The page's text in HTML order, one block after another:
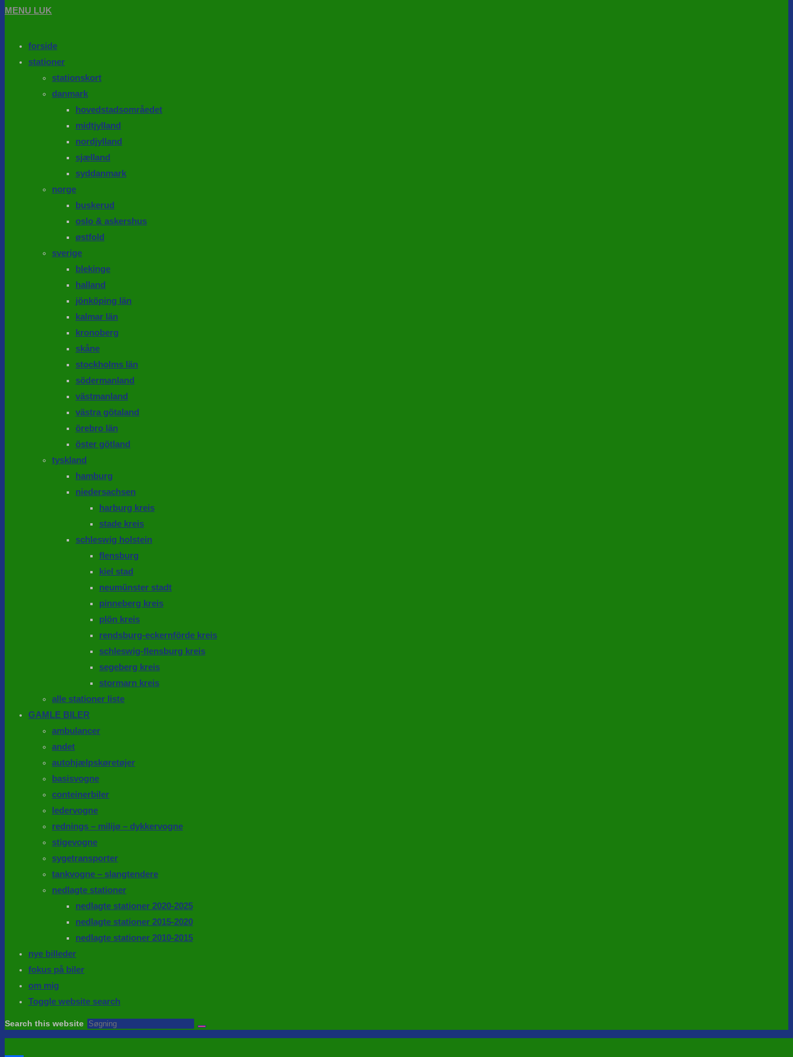
MENU LUK
forside
stationer
stationskort
danmark
hovedstadsområedet
midtjylland
nordjylland
sjælland
syddanmark
norge
buskerud
oslo & askershus
østfold
sverige
blekinge
halland
jönköping län
kalmar län
kronoberg
skåne
stockholms län
södermanland
västmanland
västra götaland
örebro län
öster götland
tyskland
hamburg
niedersachsen
harburg kreis
stade kreis
schleswig holstein
flensburg
kiel stad
neumünster stadt
pinneberg kreis
plön kreis
rendsburg-eckernförde kreis
schleswig-flensburg kreis
segeberg kreis
stormarn kreis
alle stationer liste
GAMLE BILER
ambulancer
andet
autohjælpskøretøjer
basisvogne
conteinerbiler
ledervogne
rednings – milijø – dykkervogne
stigevogne
sygetransporter
tankvogne – slangtendere
nedlagte stationer
nedlagte stationer 2020-2025
nedlagte stationer 2015-2020
nedlagte stationer 2010-2015
nye billeder
fokus på biler
om mig
Toggle website search
Search this website